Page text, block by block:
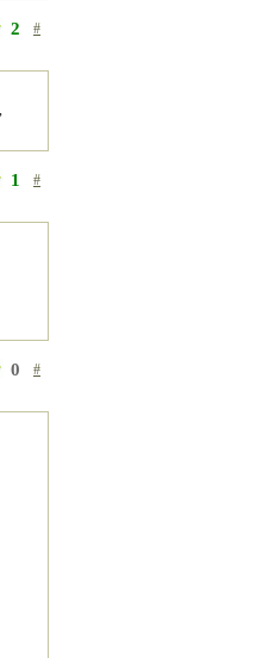
2 #
1 #
0 #